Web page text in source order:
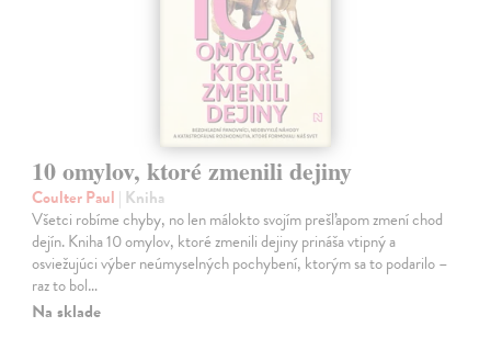
10 omylov, ktoré zmenili dejiny
Coulter Paul | Kniha
Všetci robíme chyby, no len málokto svojím prešľapom zmení chod
dejín. Kniha 10 omylov, ktoré zmenili dejiny prináša vtipný a
osviežujúci výber neúmyselných pochybení, ktorým sa to podarilo –
raz to bol…
Na sklade